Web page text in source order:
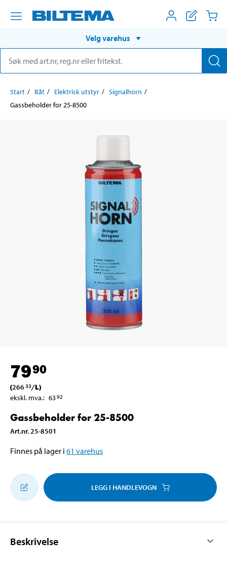
Velg varehus
Start Båt Elektrisk utstyr
Signalhorn
Gassbeholder for 25-8500
7990
(266 33/L)
ekskl. mva.: 6392
Gassbeholder for 25-8500
Art.nr. 25-8501
Finnes på lager i 61 varehus
LEGG I HANDLEVOGN
Beskrivelse